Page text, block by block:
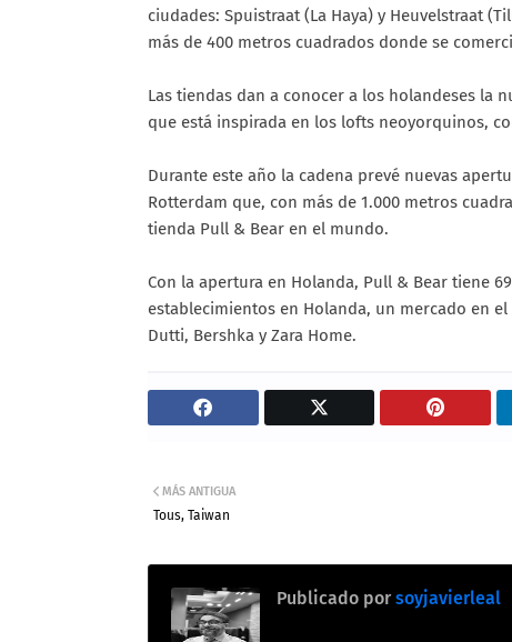
ciudades: Spuistraat (La Haya) y Heuvelstraat
más de 400 metros cuadrados donde se
Las tiendas dan a conocer a los holandeses la
que está inspirada en los lofts neoyorquinos,
Durante este año la cadena prevé nuevas
Rotterdam que, con más de 1.000 metros
tienda Pull & Bear en el mundo.
Con la apertura en Holanda, Pull & Bear tiene
establecimientos en Holanda, un mercado en
Dutti, Bershka y Zara Home.
MÁS ANTIGUA
Tous, Taiwan
Publicado por soyjavierleal